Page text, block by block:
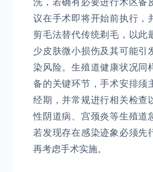
洗，若确有必要进行术区备
议在手术即将开始前执行，
剪毛法替代传统剃毛，以此
少皮肤微小损伤及其可能引
染风险。生殖道健康状况同
备的关键环节，手术安排须
经期，并常规进行相关检查
性阴道病、宫颈炎等生殖道
若发现存在感染迹象必须先
再考虑手术实施。